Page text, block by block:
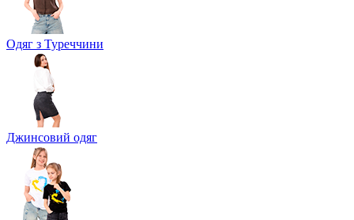
Одяг з Туреччини
Джинсовий одяг